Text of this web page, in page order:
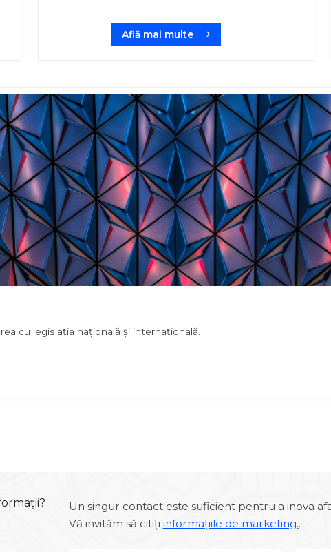
Află mai multe
cu legislația națională și internațională.
Un singur contact este suficient pentru a inova
Vă invităm să citiți informațiile de marketing..